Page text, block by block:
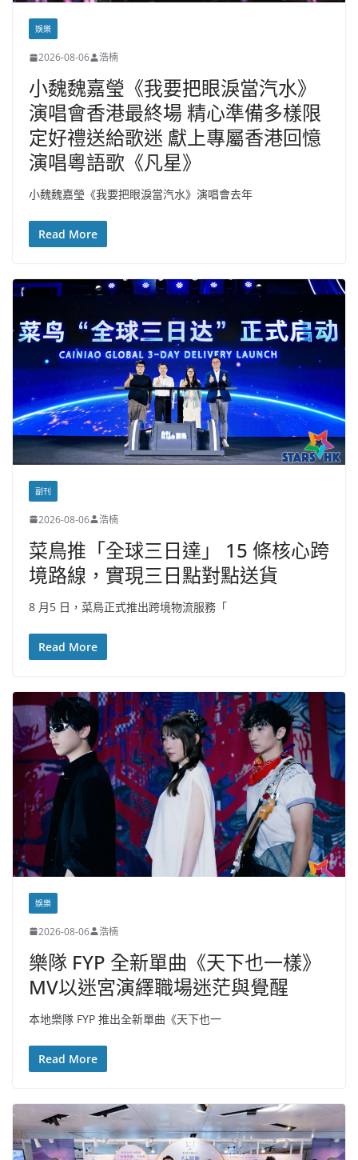
娛樂
2026-08-06 浩楠
小魏魏嘉瑩《我要把眼淚當汽水》
演唱會香港最終場 精心準備多樣限
定好禮送給歌迷 獻上專屬香港回憶
演唱粵語歌《凡星》
小魏魏嘉瑩《我要把眼淚當汽水》演唱會去年
Read More
副刊
2026-08-06 浩楠
菜鳥推「全球三日達」 15 條核心跨
境路線，實現三日點對點送貨
8 月5 日，菜鳥正式推出跨境物流服務「
Read More
娛樂
2026-08-06 浩楠
樂隊 FYP 全新單曲《天下也一樣》
MV以迷宮演繹職場迷茫與覺醒
本地樂隊 FYP 推出全新單曲《天下也一
Read More